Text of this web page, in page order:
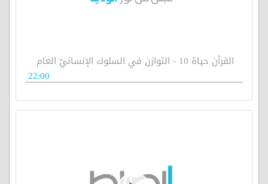
القرآن حياة 10 - التوازن في السلوك الإنسانيّ العام
22:00